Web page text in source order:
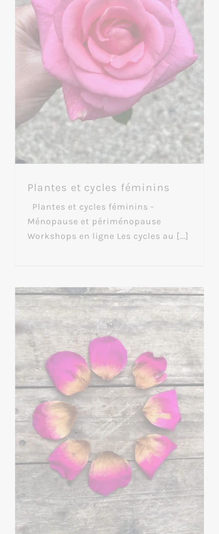
Plantes et cycles féminins
Plantes et cycles féminins -
Ménopause et périménopause
Workshops en ligne Les cycles au [...]